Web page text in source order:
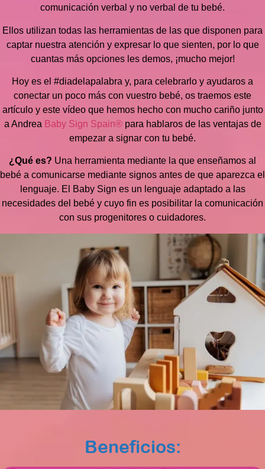
comunicación verbal y no verbal de tu bebé.
Ellos utilizan todas las herramientas de las que disponen para
captar nuestra atención y expresar lo que sienten, por lo que
cuantas más opciones les demos, ¡mucho mejor!
Hoy es el #diadelapalabra y, para celebrarlo y ayudaros a
conectar un poco más con vuestro bebé, os traemos este
artículo y este vídeo que hemos hecho con mucho cariño junto
a Andrea Baby Sign Spain®para hablaros de las ventajas de
empezar a signar con tu bebé.
¿Qué es? Una herramienta mediante la que enseñamos al
bebé a comunicarse mediante signos antes de que aparezca el
lenguaje. El Baby Sign es un lenguaje adaptado a las
necesidades del bebé y cuyo fin es posibilitar la comunicación
con sus progenitores o cuidadores.
Beneficios: